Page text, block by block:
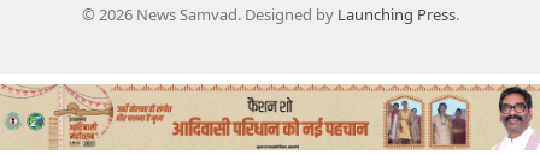
© 2026 News Samvad. Designed by Launching Press.